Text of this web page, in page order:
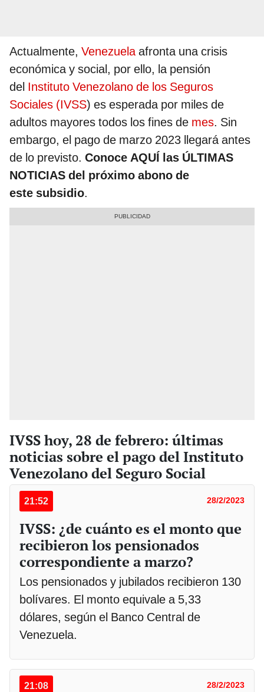
Actualmente, Venezuelaafronta una crisis
económica y social, por ello, la pensión
del Instituto Venezolano de los Seguros
Sociales (IVSS) es esperada por miles de
adultos mayores todos los fines de mes. Sin
embargo, el pago de marzo 2023 llegará antes
de lo previsto. Conoce AQUÍ las ÚLTIMAS
NOTICIAS del próximo abono de
este subsidio.
IVSS hoy, 28 de febrero: últimas
noticias sobre el pago del Instituto
Venezolano del Seguro Social
21:52 28/2/2023
IVSS: ¿de cuánto es el monto que
recibieron los pensionados
correspondiente a marzo?
Los pensionados y jubilados recibieron 130
bolívares. El monto equivale a 5,33
dólares, según el Banco Central de
Venezuela.
21:08 28/2/2023